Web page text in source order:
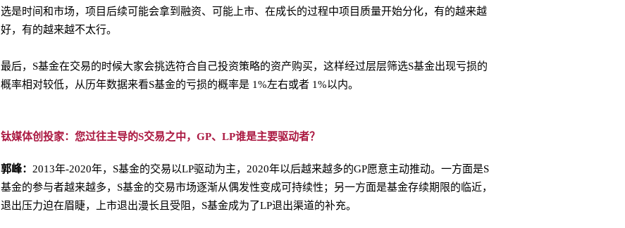
选是时间和市场，项目后续可能会拿到融资、可能上市、在成长的过程中项目质量开始分化，有的越来越
好，有的越来越不太行。
最后，S基金在交易的时候大家会挑选符合自己投资策略的资产购买，这样经过层层筛选S基金出现亏损的
概率相对较低，从历年数据来看S基金的亏损的概率是 1%左右或者 1%以内。
钛媒体创投家：您过往主导的S交易之中，GP、LP谁是主要驱动者？
郭峰： 2013年-2020年，S基金的交易以LP驱动为主，2020年以后越来越多的GP愿意主动推动。一方面是S
基金的参与者越来越多，S基金的交易市场逐渐从偶发性变成可持续性；另一方面是基金存续期限的临近，
退出压力迫在眉睫，上市退出漫长且受阻，S基金成为了LP退出渠道的补充。